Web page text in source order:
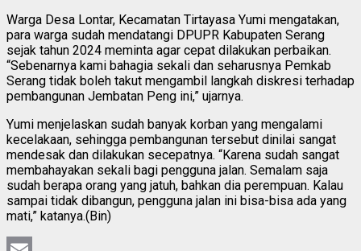
Warga Desa Lontar, Kecamatan Tirtayasa Yumi mengatakan,
para warga sudah mendatangi DPUPR Kabupaten Serang
sejak tahun 2024 meminta agar cepat dilakukan perbaikan.
“Sebenarnya kami bahagia sekali dan seharusnya Pemkab
Serang tidak boleh takut mengambil langkah diskresi terhadap
pembangunan Jembatan Peng ini,” ujarnya.
Yumi menjelaskan sudah banyak korban yang mengalami
kecelakaan, sehingga pembangunan tersebut dinilai sangat
mendesak dan dilakukan secepatnya. “Karena sudah sangat
membahayakan sekali bagi pengguna jalan. Semalam saja
sudah berapa orang yang jatuh, bahkan dia perempuan. Kalau
sampai tidak dibangun, pengguna jalan ini bisa-bisa ada yang
mati,” katanya.(Bin)